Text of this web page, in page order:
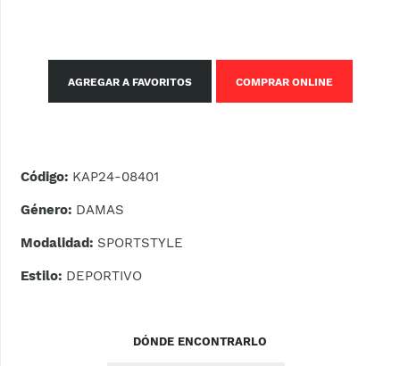
AGREGAR A FAVORITOS COMPRAR ONLINE
Código: KAP24-08401
Género: DAMAS
Modalidad: SPORTSTYLE
Estilo: DEPORTIVO
DÓNDE ENCONTRARLO